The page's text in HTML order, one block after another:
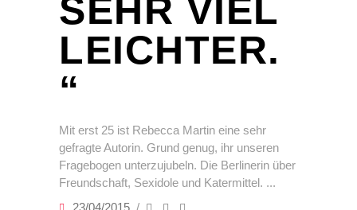
SEHR VIEL
LEICHTER.
“
Mit erst 25 ist Rebecca Martin eine sehr
gefragte Autorin. Grund genug, ihr unseren
Fragebogen unterzujubeln. Die Berlinerin über
Freundschaft, Sexidole und Katermittel.
23/04/2015